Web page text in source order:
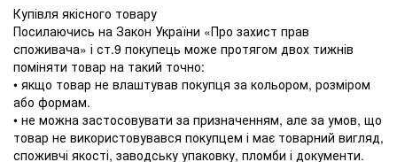
Купівля якісного товару
Посилаючись на Закон України «Про захист прав
споживача» і ст.9 покупець може протягом двох тижнів
поміняти товар на такий точно:
• якщо товар не влаштував покупця за кольором, розміром
або формам.
• не можна застосовувати за призначенням, але за умов, що
товар не використовувався покупцем і має товарний вигляд,
споживчі якості, заводську упаковку, пломби і документи.